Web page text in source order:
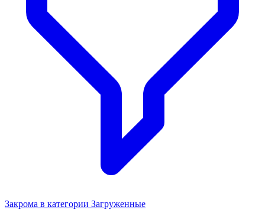
Закрома в категории Загруженные